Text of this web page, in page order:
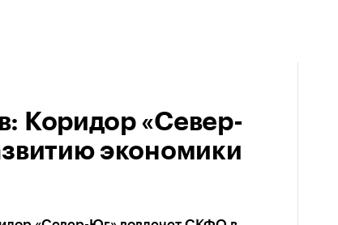
Коридор «Север-
экономики